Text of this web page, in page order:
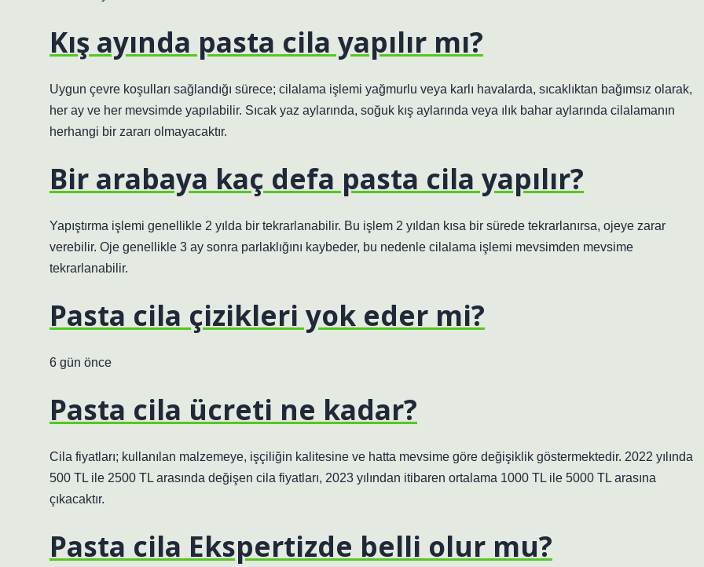
Kış ayında pasta cila yapılır mı?
Uygun çevre koşulları sağlandığı sürece; cilalama işlemi yağmurlu veya karlı havalarda, sıcaklıktan bağımsız olarak,
her ay ve her mevsimde yapılabilir. Sıcak yaz aylarında, soğuk kış aylarında veya ılık bahar aylarında cilalamanın
herhangi bir zararı olmayacaktır.
Bir arabaya kaç defa pasta cila yapılır?
Yapıştırma işlemi genellikle 2 yılda bir tekrarlanabilir. Bu işlem 2 yıldan kısa bir sürede tekrarlanırsa, ojeye zarar
verebilir. Oje genellikle 3 ay sonra parlaklığını kaybeder, bu nedenle cilalama işlemi mevsimden mevsime
tekrarlanabilir.
Pasta cila çizikleri yok eder mi?
6 gün önce
Pasta cila ücreti ne kadar?
Cila fiyatları; kullanılan malzemeye, işçiliğin kalitesine ve hatta mevsime göre değişiklik göstermektedir. 2022 yılında
500 TL ile 2500 TL arasında değişen cila fiyatları, 2023 yılından itibaren ortalama 1000 TL ile 5000 TL arasına
çıkacaktır.
Pasta cila Ekspertizde belli olur mu?